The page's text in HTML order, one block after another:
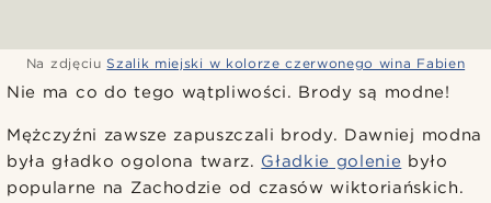
Na zdjęciu Szalik miejski w kolorze czerwonego wina Fabien
Nie ma co do tego wątpliwości. Brody są modne!
Mężczyźni zawsze zapuszczali brody. Dawniej modna
była gładko ogolona twarz. Gładkie golenie było
popularne na Zachodzie od czasów wiktoriańskich.